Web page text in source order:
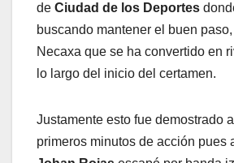
de Ciudad de los Deportes
buscando mantener el buen
Necaxa que se ha convertido en
lo largo del inicio del certamen.
Justamente esto fue demostrado
primeros minutos de acción pues